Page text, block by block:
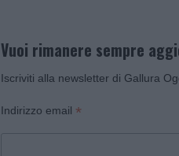
Vuoi rimanere sempre
Iscriviti alla newsletter di Gallura
Indirizzo email *